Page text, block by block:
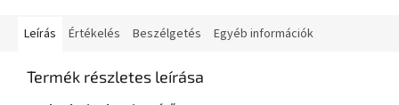
Leírás Értékelés Beszélgetés Egyéb információk
Termék részletes leírása